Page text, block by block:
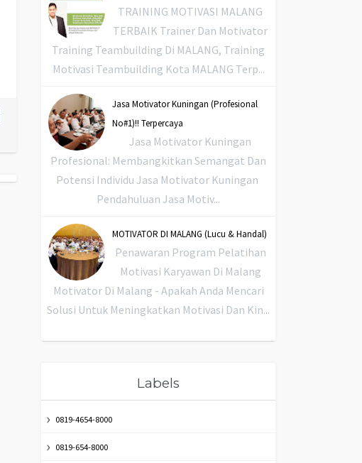
TRAINING MOTIVASI MALANG
TERBAIK Trainer Dan Motivator
Training Teambuilding Di MALANG, Training
Motivasi Teambuilding Kota MALANG Terp...
Jasa Motivator Kuningan (Profesional
No#1)!! Terpercaya
Jasa Motivator Kuningan
Profesional: Membangkitkan Semangat Dan
Potensi Individu Jasa Motivator Kuningan
Pendahuluan Jasa Motiv...
MOTIVATOR DI MALANG (Lucu & Handal)
Penawaran Program Pelatihan
Motivasi Karyawan Di Malang
Motivator Di Malang - Apakah Anda Mencari
Solusi Untuk Meningkatkan Motivasi Dan Kin...
Labels
0819-4654-8000
0819-654-8000